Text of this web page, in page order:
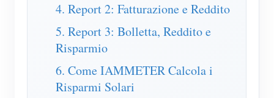
Sistema di controllo del riscaldatore FV
Domotica
Monitoraggio energetico della fabbrica
Guida rapida del prodotto
Documentazione
FAQ
Community
Programma contributori
Centro contributori
Attività IAMMETER
Soluzioni
Contatto
Chi siamo
4. Report 2: Fatturazione e Reddito
5. Report 3: Bolletta, Reddito e
Risparmio
6. Come IAMMETER Calcola i
Risparmi Solari